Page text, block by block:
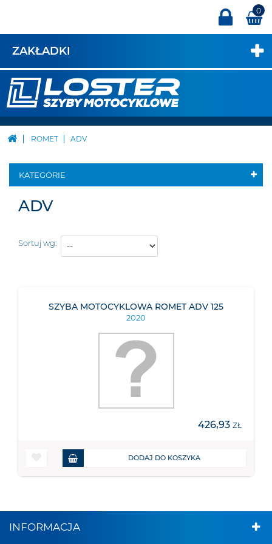
0
ZAKŁADKI
ROMET ADV
KATEGORIE
ADV
Sortuj wg:
SZYBA MOTOCYKLOWA ROMET ADV 125
2020
426,93 ZŁ
DODAJ DO KOSZYKA
INFORMACJA